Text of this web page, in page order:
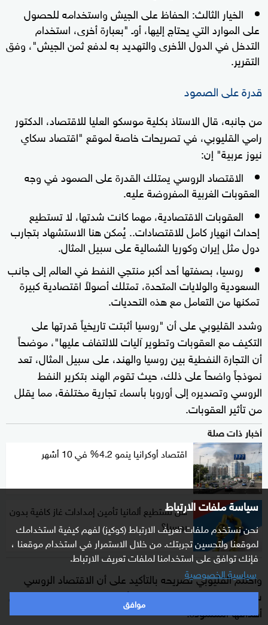
سياسة ملفات الارتباط
نحن نستخدم ملفات تعريف الارتباط (كوكيز) لفهم كيفية استخدامك
لموقعنا ولتحسين تجربتك. من خلال الاستمرار في استخدام موقعنا ،
فإنك توافق على استخدامنا لملفات تعريف الارتباط.
سياسية الخصوصية
موافق
الخيار الثالث: الحفاظ على الجيش واستخدامه للحصول
على الموارد التي يحتاج إليها، أوـ "بعبارة أخرى، استخدام
التدخل في الدول الأخرى والتهديد به لدفع ثمن الجيش"، وفق
التقرير.
قدرة على الصمود
من جانبه، قال الاستاذ بكلية موسكو العليا للاقتصاد، الدكتور
رامي القليوبي، في تصريحات خاصة لموقع "اقتصاد سكاي
نيوز عربية" إن:
الاقتصاد الروسي يمتلك القدرة على الصمود في وجه
العقوبات الغربية المفروضة عليه.
العقوبات الاقتصادية، مهما كانت شدتها، لا تستطيع
إحداث انهيار كامل للاقتصادات.. يُمكن هنا الاستشهاد بتجارب
دول مثل إيران وكوريا الشمالية على سبيل المثال.
روسيا، بصفتها أحد أكبر منتجي النفط في العالم إلى جانب
السعودية والولايات المتحدة، تمتلك أصولاً اقتصادية كبيرة
تمكنها من التعامل مع هذه التحديات.
وشدد القليوبي على أن "روسيا أثبتت تاريخياً قدرتها على
التكيف مع العقوبات وتطوير آليات للالتفاف عليها"، موضحاً
أن التجارة النفطية بين روسيا والهند، على سبيل المثال، تعد
نموذجاً واضحاً على ذلك، حيث تقوم الهند بتكرير النفط
الروسي وتصديره إلى أوروبا بأسماء تجارية مختلفة، مما يقلل
من تأثير العقوبات.
أخبار ذات صلة
اقتصاد أوكرانيا ينمو 4.2% في 10 أشهر
هل تستطيع ألمانيا تأمين إمدادات غاز كافية بدون
روسيا؟
واختتم القليوبي تصريحه بالتأكيد على أن الاقتصاد الروسي
سيستمر في الصمود والتطور، وأن العقوبات الغربية لن تحقق
أهدافها المنشودة."